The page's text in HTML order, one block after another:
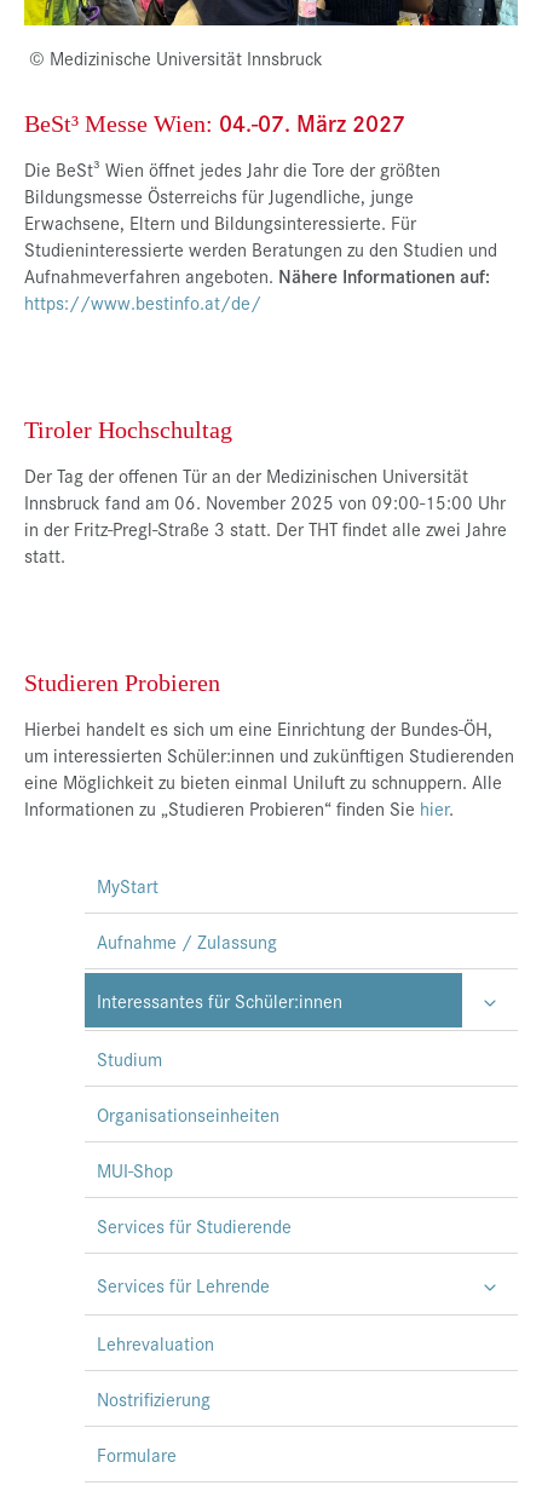
© Medizinische Universität Innsbruck
BeSt³ Messe Wien: 04.-07. März 2027
Die BeSt³ Wien öffnet jedes Jahr die Tore der größten
Bildungsmesse Österreichs für Jugendliche, junge
Erwachsene, Eltern und Bildungsinteressierte. Für
Studieninteressierte werden Beratungen zu den Studien und
Aufnahmeverfahren angeboten. Nähere Informationen auf:
https://www.bestinfo.at/de/
Tiroler Hochschultag
Der Tag der offenen Tür an der Medizinischen Universität
Innsbruck fand am 06. November 2025 von 09:00-15:00 Uhr
in der Fritz-Pregl-Straße 3 statt. Der THT findet alle zwei Jahre
statt.
Studieren Probieren
Hierbei handelt es sich um eine Einrichtung der Bundes-ÖH,
um interessierten Schüler:innen und zukünftigen Studierenden
eine Möglichkeit zu bieten einmal Uniluft zu schnuppern. Alle
Informationen zu „Studieren Probieren“ finden Sie hier.
MyStart
Aufnahme / Zulassung
Interessantes für Schüler:innen
Studium
Organisationseinheiten
MUI-Shop
Services für Studierende
Services für Lehrende
Lehrevaluation
Nostrifizierung
Formulare